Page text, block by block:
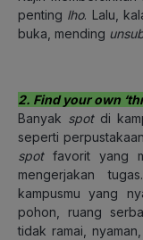
penting lho. Lalu,
buka, mending
2. Find your own
Banyak spotdi
seperti
spotfavorit yang
mengerjakan
kampusmu yang
pohon, ruang
tidak ramai,